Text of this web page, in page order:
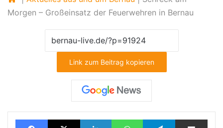
Morgen – Großeinsatz der Feuerwehren in Bernau
Link zum Beitrag kopieren
FacebookX LinkedInWhatsAppTelegramTeilen via E-Mail